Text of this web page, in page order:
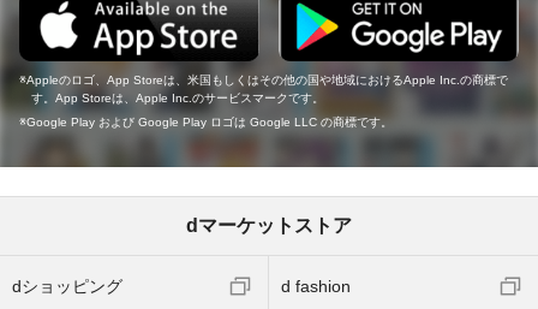
Appleのロゴ、App Storeは、米国もしくはその他の国や地域におけるApple Inc.の商標で
す。App Storeは、Apple Inc.のサービスマークです。
Google Play および Google Play ロゴは Google LLC の商標です。
dマーケットストア
dショッピング d fashion